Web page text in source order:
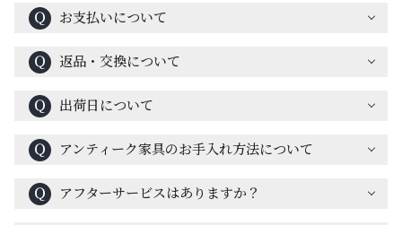
Ｑ お支払いについて
Ｑ 返品・交換について
Ｑ 出荷日について
Ｑ アンティーク家具のお手入れ方法について
Ｑ アフターサービスはありますか？